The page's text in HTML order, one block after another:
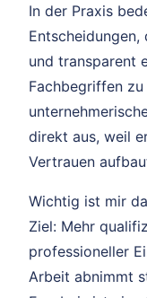
In der Praxis
und transparent
Fachbegriffen
direkt aus, weil
Vertrauen
Wichtig ist mir
Ziel: Mehr
professioneller
Arbeit abnimmt